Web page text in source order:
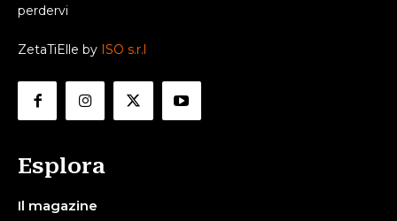
perdervi
ZetaTiElle by ISO s.r.l
Esplora
Il magazine